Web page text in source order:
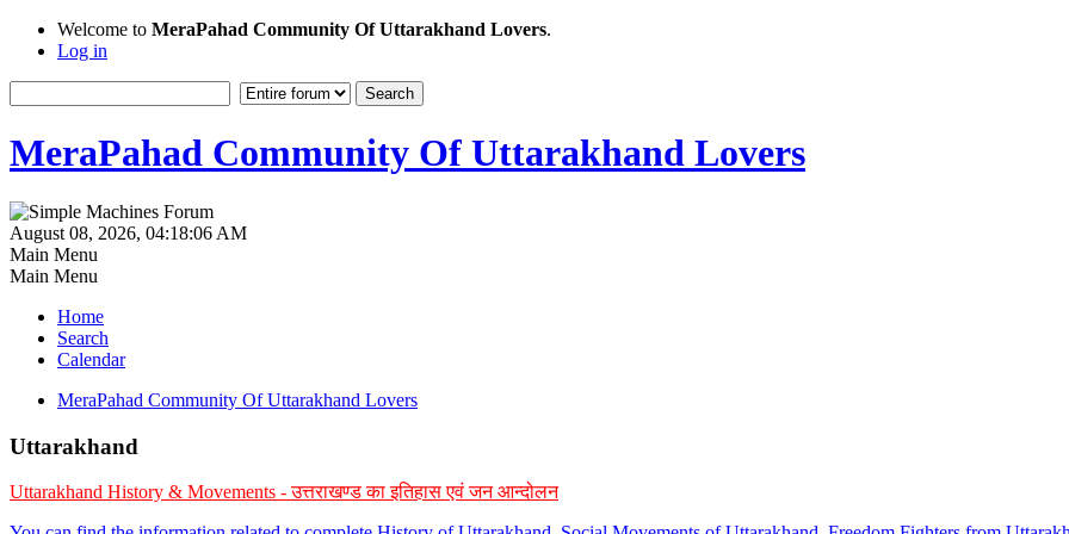
Welcome to MeraPahad Community Of Uttarakhand Lovers.
Log in
MeraPahad Community Of Uttarakhand Lovers
August 08, 2026, 04:18:06 AM
Main Menu
Main Menu
Home
Search
Calendar
MeraPahad Community Of Uttarakhand Lovers
Uttarakhand
Uttarakhand History & Movements - उत्तराखण्ड का इतिहास एवं जन आन्दोलन